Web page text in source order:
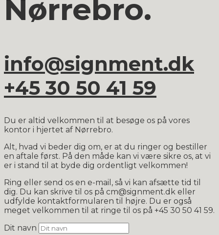
Nørrebro.
info@signment.dk
+45 30 50 41 59
Du er altid velkommen til at besøge os på vores
kontor i hjertet af Nørrebro.
Alt, hvad vi beder dig om, er at du ringer og bestiller
en aftale først. På den måde kan vi være sikre os, at vi
er i stand til at byde dig ordentligt velkommen!
Ring eller send os en e-mail, så vi kan afsætte tid til
dig. Du kan skrive til os på cm@signment.dk eller
udfylde kontaktformularen til højre. Du er også
meget velkommen til at ringe til os på +45 30 50 41 59.
Dit navn